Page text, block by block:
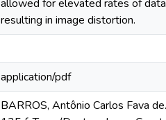
allowed for elevated rates of
resulting in image distortion.
application/pdf
BARROS, Antônio Carlos Fava